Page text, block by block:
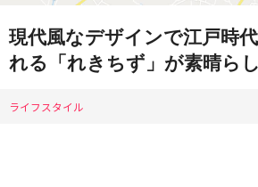
現代風なデザインで江戸時
れる「れきちず」が素晴ら
ライフスタイル